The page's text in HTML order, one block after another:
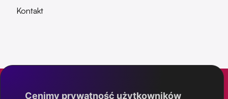
Cenimy prywatność użytkowników
Kontakt